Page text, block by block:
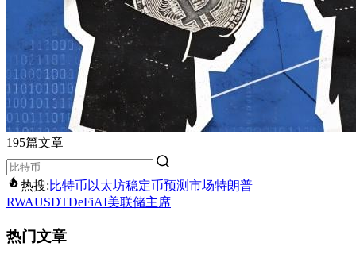
195篇文章
热搜:比特币 以太坊稳定币预测市场特朗普
RWAUSDTDeFiAI美联储主席
热门文章